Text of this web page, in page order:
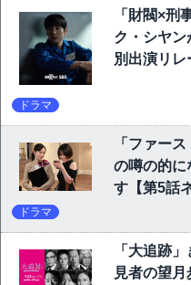
「財閥×刑
ク・シヤ
別出演リ
ドラマ
「ファー
の噂の的に
す【第5話
ドラマ
「大追跡
見者の望